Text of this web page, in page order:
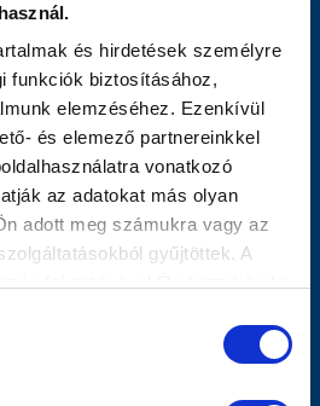
és hirdetések személyre
funkciók biztosításához,
elemzéséhez. Ezenkívül
és elemező partnereinkkel
vonatkozó
az adatokat más olyan
adott meg számukra vagy az
gyűjtöttek. A
GALÉRIA
ÉLMÉNYEK
SAJTÓ
Nyitólap
Hírek
Csapat
Budapest
Vezetőség